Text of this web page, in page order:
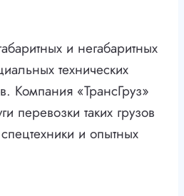
и негабаритных
технических
Компания «ТрансГруз»
перевозки таких грузов
и опытных